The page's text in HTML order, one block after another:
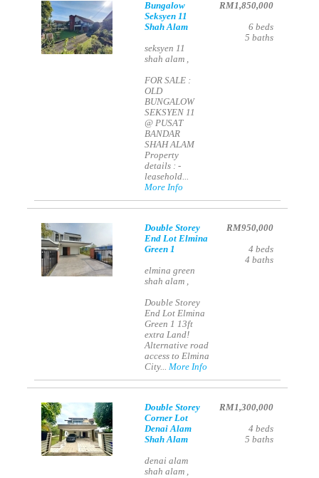
Bungalow
Seksyen 11
Shah Alam
seksyen 11
shah alam ,
FOR SALE :
OLD
BUNGALOW
SEKSYEN 11
@ PUSAT
BANDAR
SHAH ALAM
Property
details : -
leasehold...
More Info
RM1,850,000
6 beds
5 baths
Double Storey
End Lot Elmina
Green 1
elmina green
shah alam ,
Double Storey
End Lot Elmina
Green 1 13ft
extra Land!
Alternative road
access to Elmina
City...More Info
RM950,000
4 beds
4 baths
Double Storey
Corner Lot
Denai Alam
Shah Alam
denai alam
shah alam ,
RM1,300,000
4 beds
5 baths